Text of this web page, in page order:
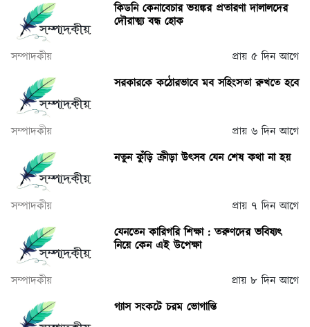
কিডনি কেনাবেচার ভয়ঙ্কর প্রতারণা দালালদের
দৌরাত্ম্য বন্ধ হোক
সম্পাদকীয়
প্রায় ৫ দিন আগে
সরকারকে কঠোরভাবে মব সহিংসতা রুখতে হবে
সম্পাদকীয়
প্রায় ৬ দিন আগে
নতুন কুঁড়ি ক্রীড়া উৎসব যেন শেষ কথা না হয়
সম্পাদকীয়
প্রায় ৭ দিন আগে
যেনতেন কারিগরি শিক্ষা : তরুণদের ভবিষ্যৎ
নিয়ে কেন এই উপেক্ষা
সম্পাদকীয়
প্রায় ৮ দিন আগে
গ্যাস সংকটে চরম ভোগান্তি